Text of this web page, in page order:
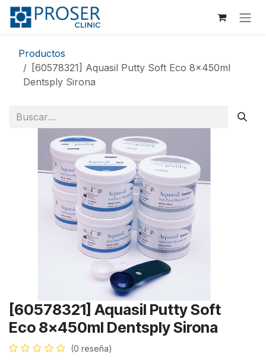
Ir al contenido
Productos
[60578321] Aquasil Putty Soft Eco 8x450ml
Dentsply Sirona
[60578321] Aquasil Putty Soft
Eco 8x450ml Dentsply Sirona
(0 reseña)